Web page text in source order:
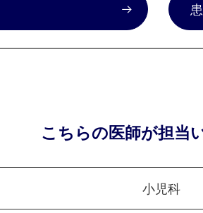
こちらの医師が担当
小児科